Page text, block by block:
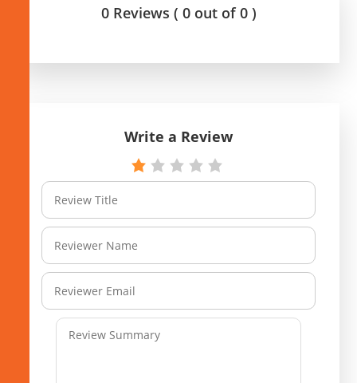
0 Reviews ( 0 out of 0 )
Write a Review